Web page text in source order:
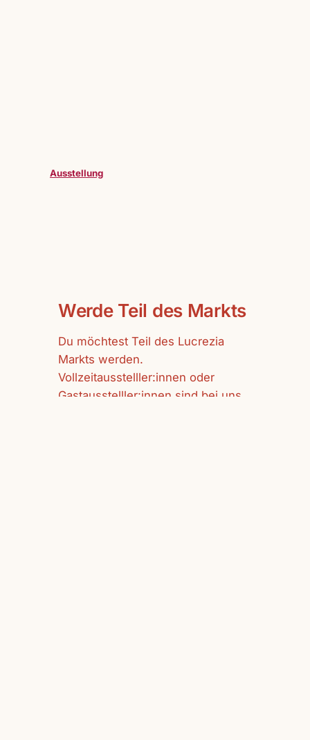
Ausstellung
Werde Teil des Markts
Du möchtest Teil des Lucrezia
Markts werden.
Vollzeitausstelller:innen oder
Gastausstelller:innen sind bei uns